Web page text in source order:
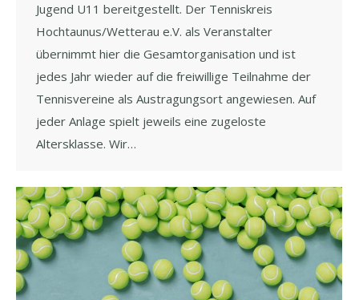
Jugend U11 bereitgestellt. Der Tenniskreis
Hochtaunus/Wetterau e.V. als Veranstalter
übernimmt hier die Gesamtorganisation und ist
jedes Jahr wieder auf die freiwillige Teilnahme der
Tennisvereine als Austragungsort angewiesen. Auf
jeder Anlage spielt jeweils eine zugeloste
Altersklasse. Wir…